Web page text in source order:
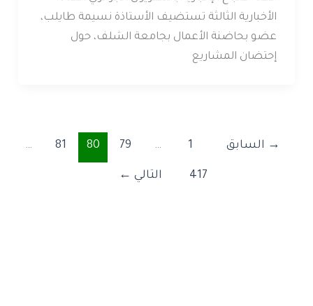
الأخبارية الثالثة تستضيف الأستاذة نسيمة طايلب،
عضو بحاضنة الأعمال بجامعة الشلف، حول
إحتضان المشاريع
→ السابق 1
…
79
80
81
…
417 التالي ←